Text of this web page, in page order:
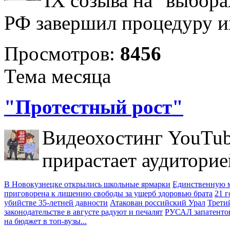
РФ завершил процедуру
Просмотров: 8456
Тема месяца
"Протестный рост"
Видеохостинг
прирастает
В Новокузнецке открылись школьные ярмарки Единственную
приговорена к лишению свободы за ущерб здоровью брата 21
убийстве 35-летней давности Атакован российский Урал
законодательстве в августе радуют и печалят РУСАЛ
на бюджет в топ-вузы...